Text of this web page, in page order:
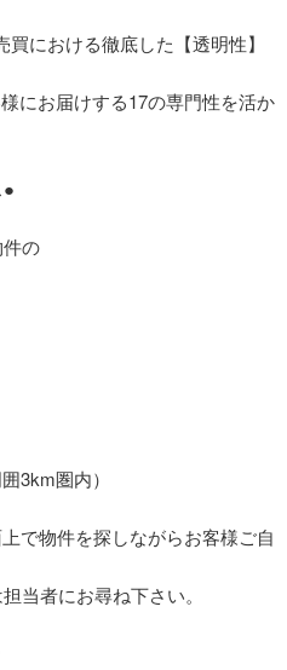
における徹底した【透明性】
にお届けする17の専門性を活か
の
3km圏内）
で物件を探しながらお客様ご自
当者にお尋ね下さい。